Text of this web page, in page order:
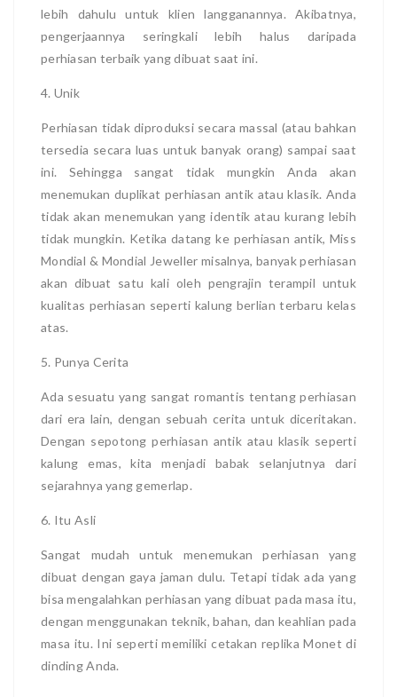
lebih dahulu untuk klien langganannya. Akibatnya,
pengerjaannya seringkali lebih halus daripada
perhiasan terbaik yang dibuat saat ini.
4. Unik
Perhiasan tidak diproduksi secara massal (atau bahkan
tersedia secara luas untuk banyak orang) sampai saat
ini. Sehingga sangat tidak mungkin Anda akan
menemukan duplikat perhiasan antik atau klasik. Anda
tidak akan menemukan yang identik atau kurang lebih
tidak mungkin. Ketika datang ke perhiasan antik, Miss
Mondial & Mondial Jeweller misalnya, banyak perhiasan
akan dibuat satu kali oleh pengrajin terampil untuk
kualitas perhiasan seperti kalung berlian terbaru kelas
atas.
5. Punya Cerita
Ada sesuatu yang sangat romantis tentang perhiasan
dari era lain, dengan sebuah cerita untuk diceritakan.
Dengan sepotong perhiasan antik atau klasik seperti
kalung emas, kita menjadi babak selanjutnya dari
sejarahnya yang gemerlap.
6. Itu Asli
Sangat mudah untuk menemukan perhiasan yang
dibuat dengan gaya jaman dulu. Tetapi tidak ada yang
bisa mengalahkan perhiasan yang dibuat pada masa itu,
dengan menggunakan teknik, bahan, dan keahlian pada
masa itu. Ini seperti memiliki cetakan replika Monet di
dinding Anda.